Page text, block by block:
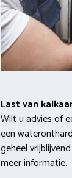
Last van
Wilt u advies of
een
geheel
meer informatie.